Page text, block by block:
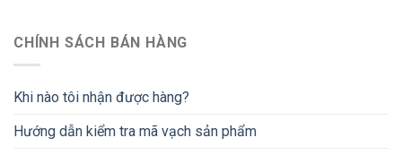
CHÍNH SÁCH BÁN HÀNG
Khi nào tôi nhận được hàng?
Hướng dẫn kiểm tra mã vạch sản phẩm